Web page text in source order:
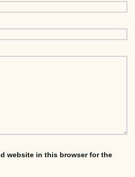
website in this browser for the